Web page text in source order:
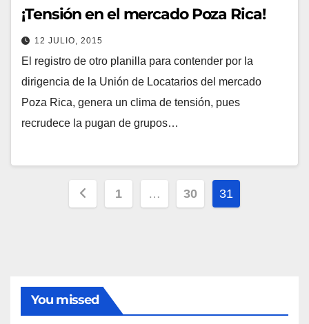
¡Tensión en el mercado Poza Rica!
12 JULIO, 2015
El registro de otro planilla para contender por la
dirigencia de la Unión de Locatarios del mercado
Poza Rica, genera un clima de tensión, pues
recrudece la pugan de grupos…
Paginación
1 … 30 31
You missed